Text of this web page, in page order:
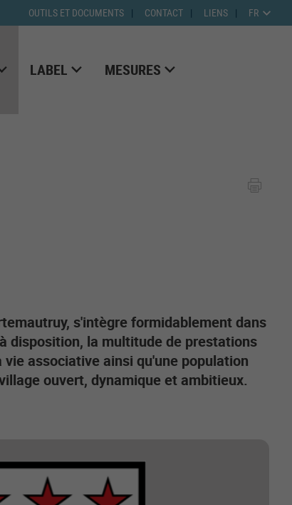
FR
OUTILS ET DOCUMENTS CONTACT LIENS
LABEL MESURES
s'intègre formidablement dans
disposition, la multitude de prestations
associative ainsi qu'une population
ouvert, dynamique et ambitieux.